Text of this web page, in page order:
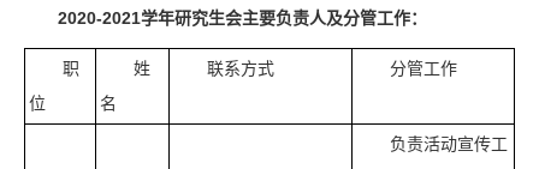
2020-2021学年研究生会主要负责人及分管工作：
职
位
姓
名
联系方式 分管工作
负责活动宣传工